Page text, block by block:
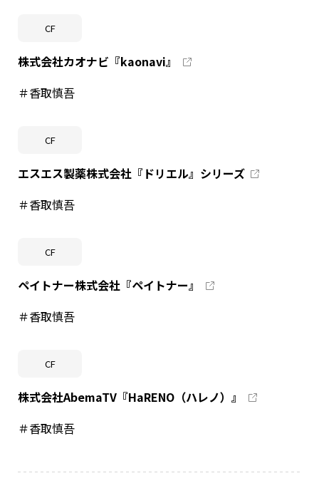
CF
株式会社カオナビ『kaonavi』
＃香取慎吾
CF
エスエス製薬株式会社『ドリエル』シリーズ
＃香取慎吾
CF
ペイトナー株式会社『ペイトナー』
＃香取慎吾
CF
株式会社AbemaTV『HaRENO（ハレノ）』
＃香取慎吾